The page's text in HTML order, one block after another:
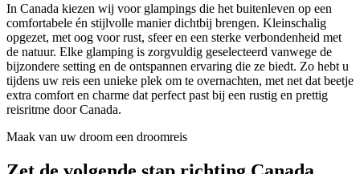
In Canada kiezen wij voor glampings die het buitenleven op een
comfortabele én stijlvolle manier dichtbij brengen. Kleinschalig
opgezet, met oog voor rust, sfeer en een sterke verbondenheid met
de natuur. Elke glamping is zorgvuldig geselecteerd vanwege de
bijzondere setting en de ontspannen ervaring die ze biedt. Zo hebt u
tijdens uw reis een unieke plek om te overnachten, met net dat beetje
extra comfort en charme dat perfect past bij een rustig en prettig
reisritme door Canada.
Maak van uw droom een droomreis